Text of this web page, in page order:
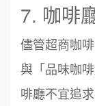
7. 咖啡
儘管超商咖
與「品味咖
啡廳不宜追